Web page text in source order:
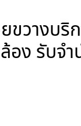
วางบ
ง รับจ